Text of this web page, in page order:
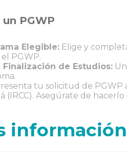
PGWP
Elegible: Elige y
PGWP.
de Estudios:
tu solicitud de PGWP
(IRCC). Asegúrate de
información